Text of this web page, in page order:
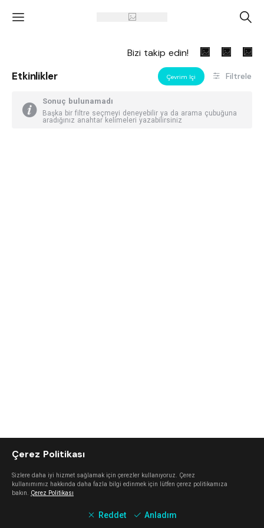
' A
Bizi takip edin!
Etkinlikler Çevrim Içi Filtrele
Sonuç bulunamadı
Başka bir filtre seçmeyi deneyebilir ya da arama çubuğuna
aradığınız anahtar kelimeleri yazabilirsiniz
Çerez Politikası
Sizlere daha iyi hizmet sağlamak için çerezler kullanıyoruz. Çerez
kullanımımız hakkında daha fazla bilgi edinmek için lütfen çerez politikamıza
bakın. Çerez Politikası
Reddet Anladım